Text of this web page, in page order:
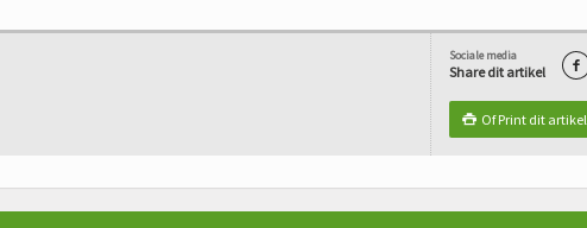
Sociale media
Share dit artikel 
 Of Print dit artikel